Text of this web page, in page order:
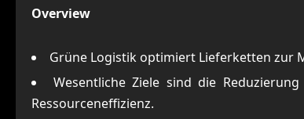
Overview
Grüne Logistik optimiert Lieferketten zur
Wesentliche Ziele sind die
Ressourceneffizienz.